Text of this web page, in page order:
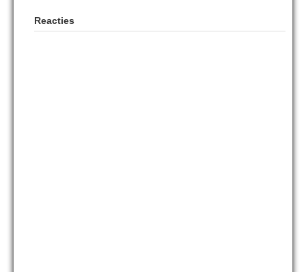
Reacties